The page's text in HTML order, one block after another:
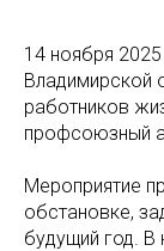
14 ноября
Владимирской
работников
профсоюзный
Мероприятие
обстановке,
будущий год. В